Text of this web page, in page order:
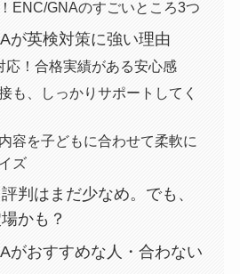
ENC/GNAのすごいところ3つ
が英検対策に強い理由
応！合格実績がある安心感
も、しっかりサポートしてく
容を子どもに合わせて柔軟に
ズ
判はまだ少なめ。でも、
かも？
がおすすめな人・合わない